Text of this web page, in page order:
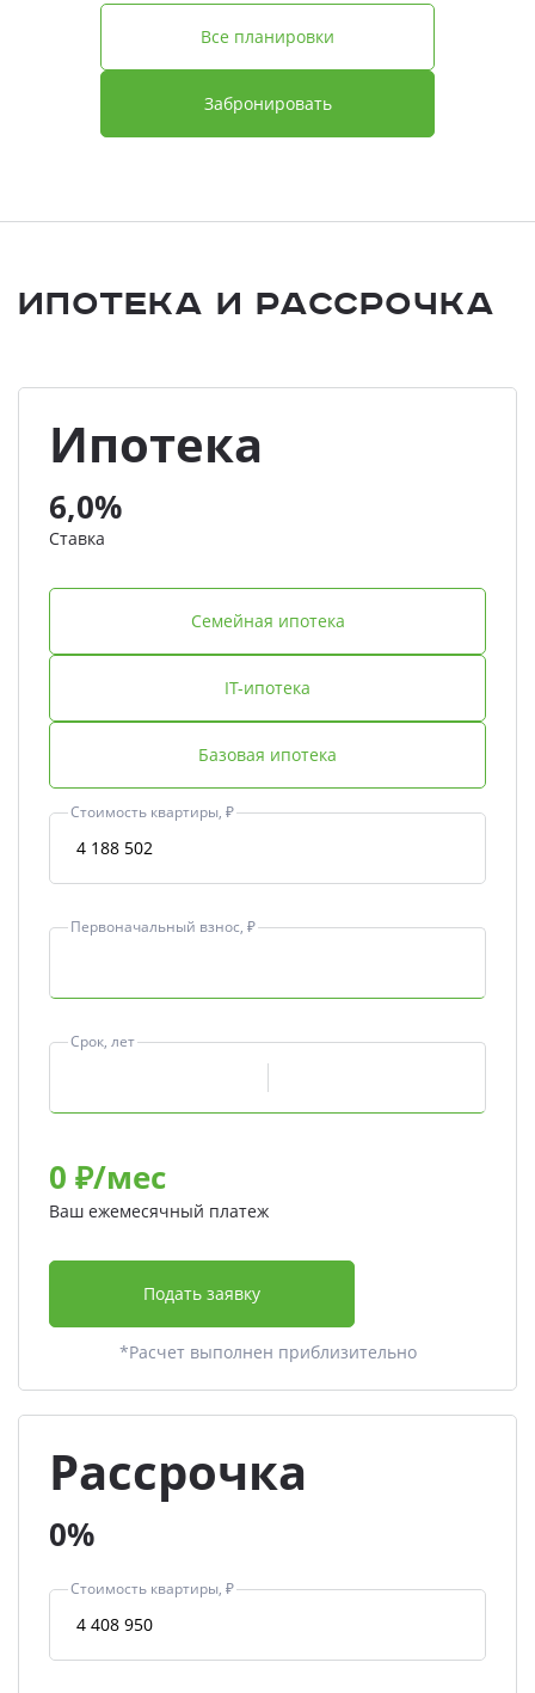
Забронировать
Все планировки
Ипотека и Рассрочка
Ипотека
6,0%
Ставка
Семейная ипотека
IT-ипотека
Базовая ипотека
Стоимость квартиры, ₽
Первоначальный взнос, ₽
Срок, лет
0 ₽/мес
Ваш ежемесячный платеж
Подать заявку
*Расчет выполнен приблизительно
Рассрочка
0%
Стоимость квартиры, ₽